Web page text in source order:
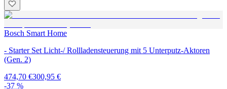
Bosch Smart Home
- Starter Set Licht-/ Rollladensteuerung mit 5 Unterputz-Aktoren
(Gen. 2)
474,70 €300,95 €
-37 %